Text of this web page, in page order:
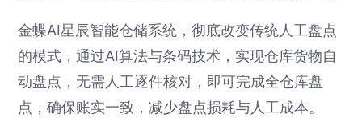
金蝶AI星辰智能仓储系统，彻底改变传统人工盘点
的模式，通过AI算法与条码技术，实现仓库货物自
动盘点，无需人工逐件核对，即可完成全仓库盘
点，确保账实一致，减少盘点损耗与人工成本。